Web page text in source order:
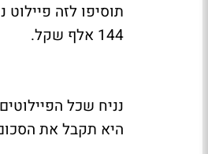
144 אלף שקל.
היא תקבל את